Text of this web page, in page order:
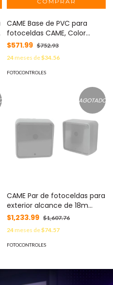
CAME Base de PVC para
fotoceldas CAME, Color
Plata, Altura de hasta 500
mm MOD: 001-DIR-CG
$571.99 $752.93
24meses de$34.56
FOTOCONTROLES
AGOTADO
CAME Par de fotoceldas para
exterior alcance de 18m
MOD: 001-DOCE
$1,233.99 $1,607.76
24meses de$74.57
FOTOCONTROLES